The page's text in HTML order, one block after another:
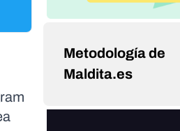
Metodología de
Maldita.es